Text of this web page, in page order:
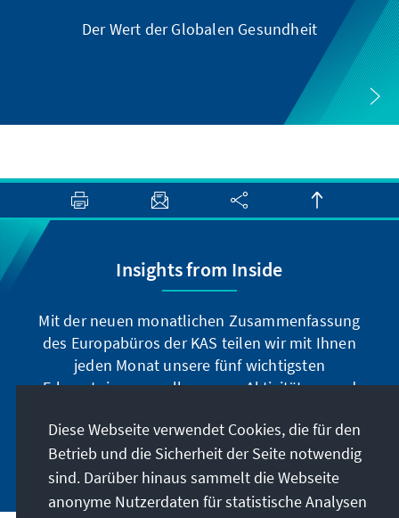
Der Wert der Globalen Gesundheit
Insights from Inside
Mit der neuen monatlichen Zusammenfassung
des Europabüros der KAS teilen wir mit Ihnen
jeden Monat unsere fünf wichtigsten
Erkenntnisse aus all unseren Aktivitäten rund
Jetzt abonnieren
Diese Webseite verwendet Cookies, die für den
Betrieb und die Sicherheit der Seite notwendig
sind. Darüber hinaus sammelt die Webseite
anonyme Nutzerdaten für statistische Analysen